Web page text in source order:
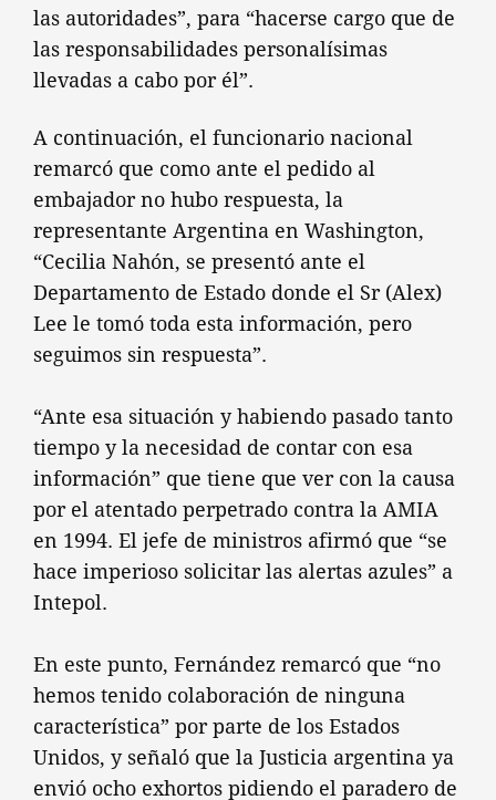
las autoridades”, para “hacerse cargo que de
las responsabilidades personalísimas
llevadas a cabo por él”.
A continuación, el funcionario nacional
remarcó que como ante el pedido al
embajador no hubo respuesta, la
representante Argentina en Washington,
“Cecilia Nahón, se presentó ante el
Departamento de Estado donde el Sr (Alex)
Lee le tomó toda esta información, pero
seguimos sin respuesta”.
“Ante esa situación y habiendo pasado tanto
tiempo y la necesidad de contar con esa
información” que tiene que ver con la causa
por el atentado perpetrado contra la AMIA
en 1994. El jefe de ministros afirmó que “se
hace imperioso solicitar las alertas azules” a
Intepol.
En este punto, Fernández remarcó que “no
hemos tenido colaboración de ninguna
característica” por parte de los Estados
Unidos, y señaló que la Justicia argentina ya
envió ocho exhortos pidiendo el paradero de